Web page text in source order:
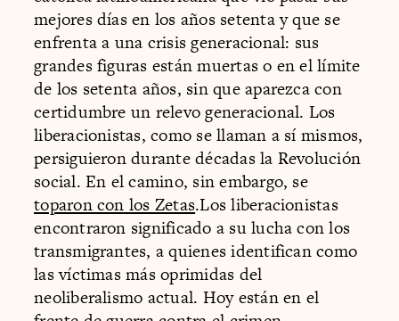
mejores días en los años setenta y que se
enfrenta a una crisis generacional: sus
grandes figuras están muertas o en el límite
de los setenta años, sin que aparezca con
certidumbre un relevo generacional. Los
liberacionistas, como se llaman a sí mismos,
persiguieron durante décadas la Revolución
social. En el camino, sin embargo, se
toparon con los Zetas.Los liberacionistas
encontraron significado a su lucha con los
transmigrantes, a quienes identifican como
las víctimas más oprimidas del
neoliberalismo actual. Hoy están en el